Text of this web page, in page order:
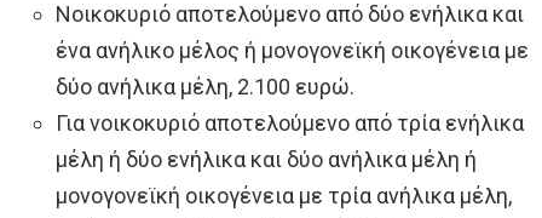
Νοικοκυριό αποτελούμενο από δύο ενήλικα και
ένα ανήλικο μέλος ή μονογονεϊκή οικογένεια με
δύο ανήλικα μέλη, 2.100 ευρώ.
Για νοικοκυριό αποτελούμενο από τρία ενήλικα
μέλη ή δύο ενήλικα και δύο ανήλικα μέλη ή
μονογονεϊκή οικογένεια με τρία ανήλικα μέλη,